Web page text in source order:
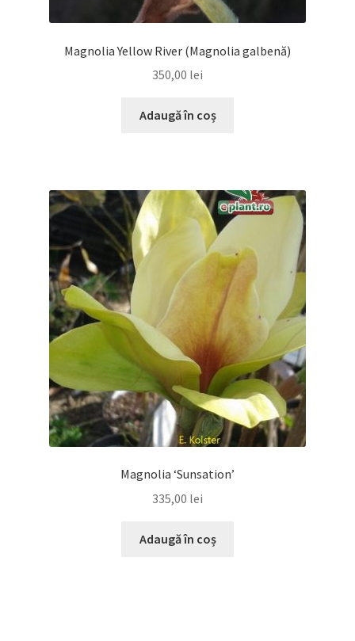
Magnolia Yellow River (Magnolia galbenă)
350,00 lei
Adaugă în coș
Magnolia ‘Sunsation’
335,00 lei
Adaugă în coș